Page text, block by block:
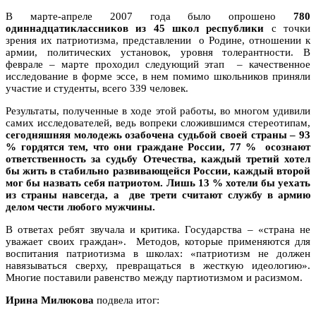
В марте-апреле 2007 года было опрошено 780
одиннадцатиклассников из 45 школ республики с точки
зрения их патриотизма, представлении о Родине, отношении к
армии, политических установок, уровня толерантности. В
феврале – марте проходил следующий этап – качественное
исследование в форме эссе, в нем помимо школьников приняли
участие и студенты, всего 339 человек.
Результаты, полученные в ходе этой работы, во многом удивили
самих исследователей, ведь вопреки сложившимся стереотипам,
сегодняшняя молодежь озабочена судьбой своей страны – 93
% гордятся тем, что они граждане России, 77 % осознают
ответственность за судьбу Отечества, каждый третий хотел
бы жить в стабильно развивающейся России, каждый второй
мог бы назвать себя патриотом. Лишь 13 % хотели бы уехать
из страны навсегда, а две трети считают службу в армию
делом чести любого мужчины.
В ответах ребят звучала и критика. Государства – «страна не
уважает своих граждан». Методов, которые применяются для
воспитания патриотизма в школах: «патриотизм не должен
навязываться сверху, превращаться в жесткую идеологию».
Многие поставили равенство между партиотизмом и расизмом.
Ирина Милюкова подвела итог: